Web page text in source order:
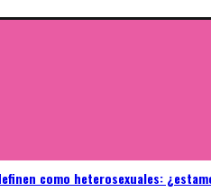
como heterosexuales: